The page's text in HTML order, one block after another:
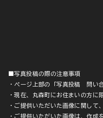
■写真投稿の際の注意事項
・ページ上部の「写真投稿 問い
・現在、丸森町にお住まいの方に
・ご提供いただいた画像に関し
・ご提供いただいた画像は、作成